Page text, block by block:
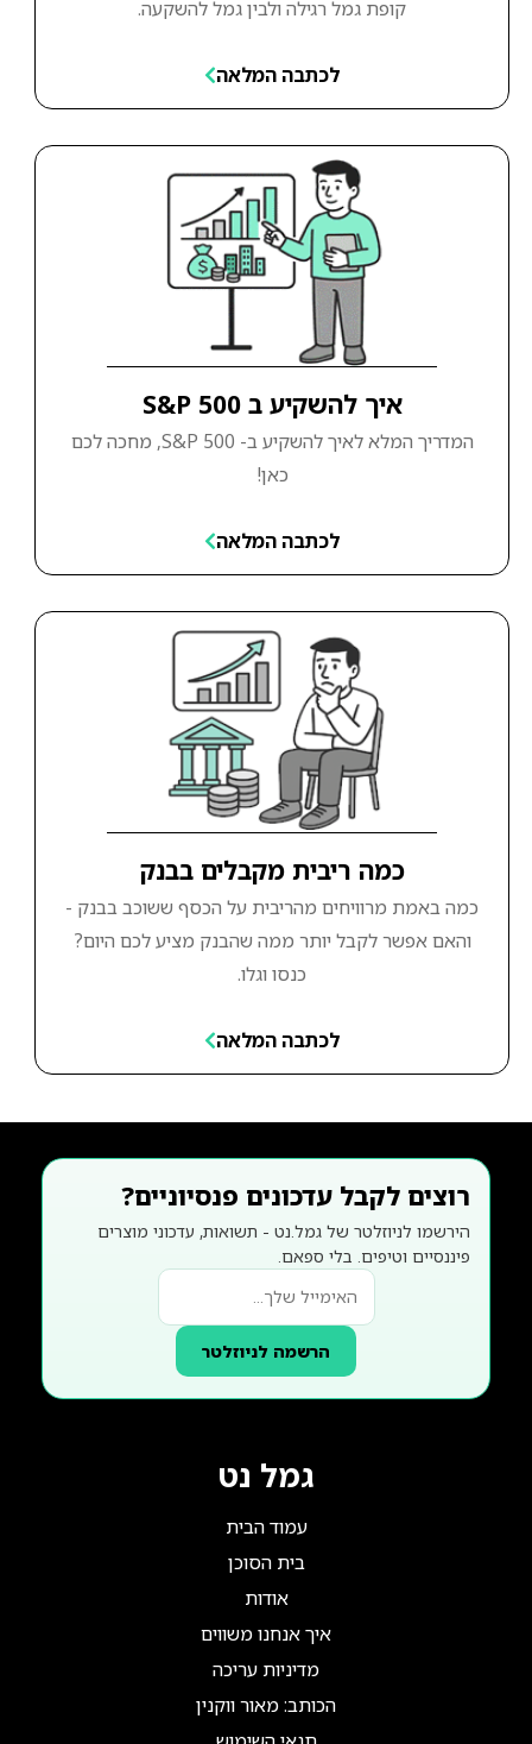
קופת גמל רגילה ולבין גמל להשקעה.
לכתבה המלאה
איך להשקיע ב S&P 500
המדריך המלא לאיך להשקיע ב- S&P 500, מחכה לכם
כאן!
לכתבה המלאה
כמה ריבית מקבלים בבנק
כמה באמת מרוויחים מהריבית על הכסף ששוכב בבנק -
והאם אפשר לקבל יותר ממה שהבנק מציע לכם היום?
כנסו וגלו.
לכתבה המלאה
רוצים לקבל עדכונים פנסיוניים?
הירשמו לניוזלטר של גמל.נט - תשואות, עדכוני מוצרים
פיננסיים וטיפים. בלי ספאם.
הרשמה לניוזלטר
גמל נט
עמוד הבית
בית הסוכן
אודות
איך אנחנו משווים
מדיניות עריכה
הכותב: מאור ווקנין